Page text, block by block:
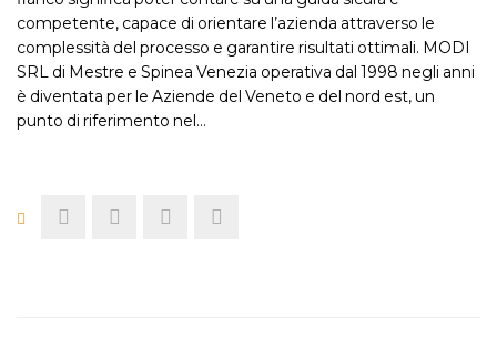
competente, capace di orientare l’azienda attraverso le
complessità del processo e garantire risultati ottimali. MODI
SRL di Mestre e Spinea Venezia operativa dal 1998 negli anni
è diventata per le Aziende del Veneto e del nord est, un
punto di riferimento nel…